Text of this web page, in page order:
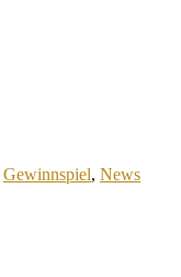
Gewinnspiel, News